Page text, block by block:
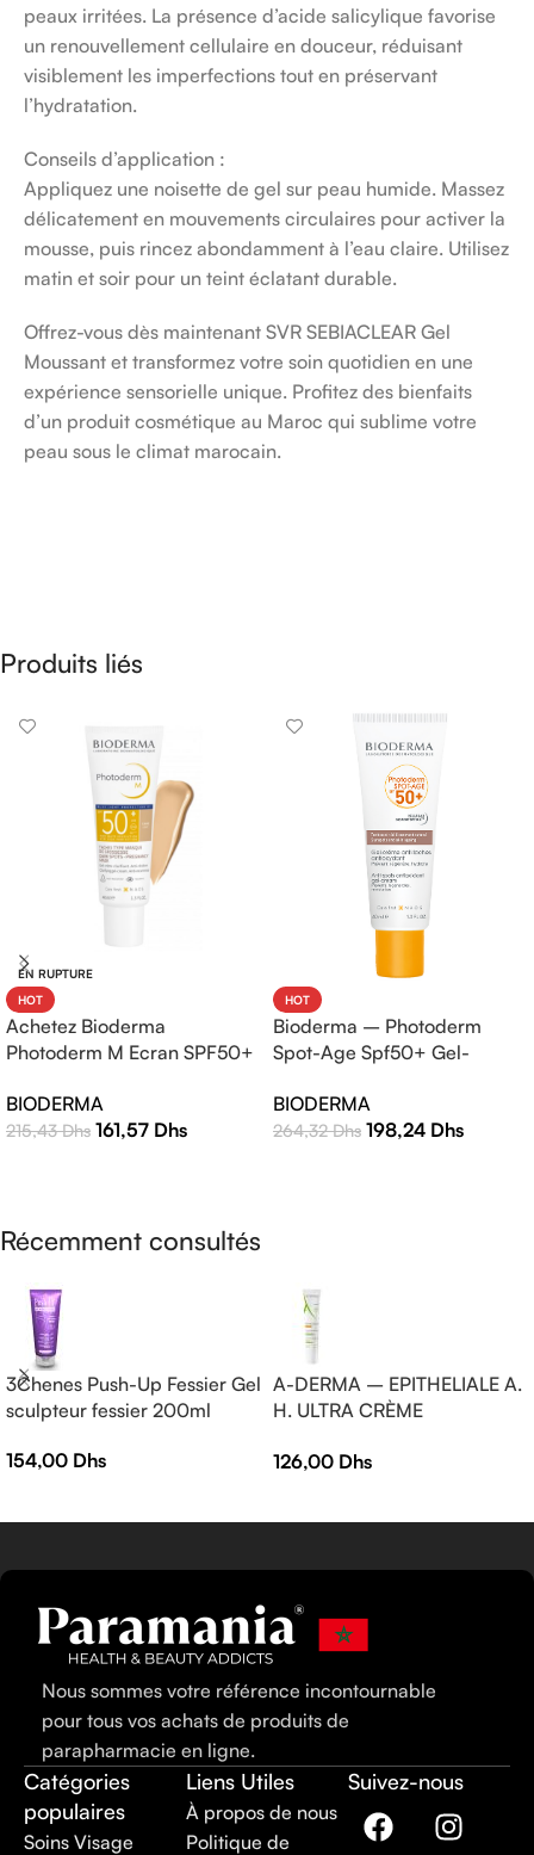
peaux irritées. La présence d’acide salicylique favorise
un renouvellement cellulaire en douceur, réduisant
visiblement les imperfections tout en préservant
l’hydratation.
Conseils d’application :
Appliquez une noisette de gel sur peau humide. Massez
délicatement en mouvements circulaires pour activer la
mousse, puis rincez abondamment à l’eau claire. Utilisez
matin et soir pour un teint éclatant durable.
Offrez-vous dès maintenant SVR SEBIACLEAR Gel
Moussant et transformez votre soin quotidien en une
expérience sensorielle unique. Profitez des bienfaits
d’un produit cosmétique au Maroc qui sublime votre
peau sous le climat marocain.
Produits liés
EN RUPTURE
HOT
Achetez Bioderma
Photoderm M Ecran SPF50+
Protection Solaire Haute
Efficacité
BIODERMA
215,43Dhs 161,57 Dhs
HOT
Bioderma – Photoderm
Spot-Age Spf50+ Gel-
BIODERMA
264,32Dhs 198,24 Dhs
Récemment consultés
3Chenes Push-Up Fessier Gel
sculpteur fessier 200ml
154,00 Dhs
A-DERMA – EPITHELIALE A.
H. ULTRA CRÈME
— Crème réparatrice —
126,00 Dhs
Nous sommes votre référence incontournable
pour tous vos achats de produits de
parapharmacie en ligne.
Catégories
populaires
Soins Visage
Liens Utiles
À propos de nous
Politique de
Suivez-nous